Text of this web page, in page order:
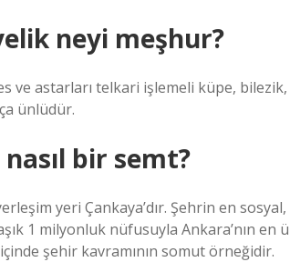
neyi meşhur?
ve astarları telkari işlemeli küpe,
ünlüdür.
bir semt?
yeri Çankaya’dır. Şehrin en
1 milyonluk nüfusuyla Ankara’nın en
şehir kavramının somut örneğidir.